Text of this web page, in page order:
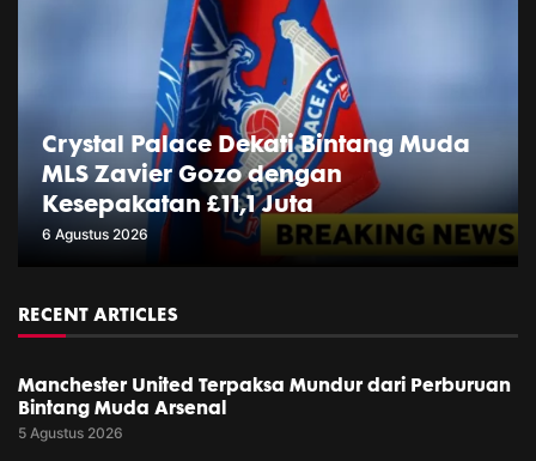
Crystal Palace Dekati Bintang Muda
MLS Zavier Gozo dengan
Kesepakatan £11,1 Juta
6 Agustus 2026
RECENT ARTICLES
Manchester United Terpaksa Mundur dari Perburuan
Bintang Muda Arsenal
5 Agustus 2026